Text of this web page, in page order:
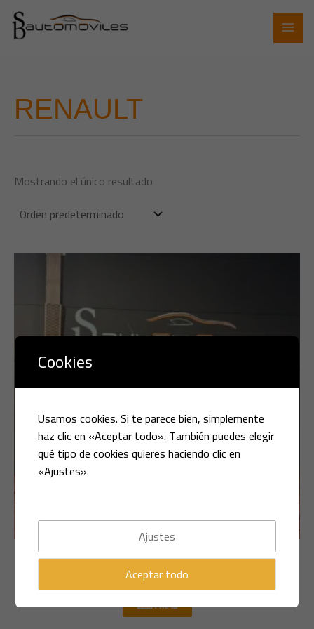
contenido
RENAULT
Mostrando el único resultado
Multimarca
RENAULT KANGOO 1.5 DC 75CV
LEER MÁS
Cookies
Usamos cookies. Si te parece bien, simplemente
haz clic en «Aceptar todo». También puedes elegir
qué tipo de cookies quieres haciendo clic en
«Ajustes».
Ajustes
Aceptar todo